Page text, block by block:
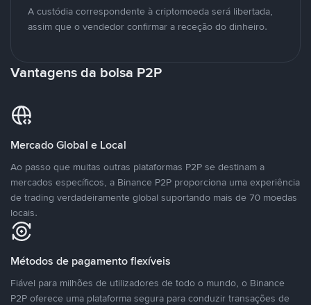
A custódia correspondente à criptomoeda será libertada,
assim que o vendedor confirmar a receção do dinheiro.
Vantagens da bolsa P2P
Mercado Global e Local
Ao passo que muitas outras plataformas P2P se destinam a
mercados específicos, a Binance P2P proporciona uma experiência
de trading verdadeiramente global suportando mais de 70 moedas
locais.
Métodos de pagamento flexíveis
Fiável para milhões de utilizadores de todo o mundo, o Binance
P2P oferece uma plataforma segura para conduzir transações de